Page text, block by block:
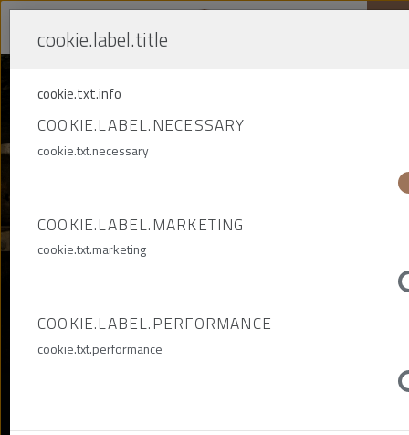
FÖRDERBAND W-260
FÖRDERBAND W-260 Z-1
BESCHLEUNIGT ARBEIT IM
cookie.label.title
cookie.txt.info
COOKIE.LABEL.NECESSARY
cookie.txt.necessary
COOKIE.LABEL.MARKETING
cookie.txt.marketing
COOKIE.LABEL.PERFORMANCE
cookie.txt.performance